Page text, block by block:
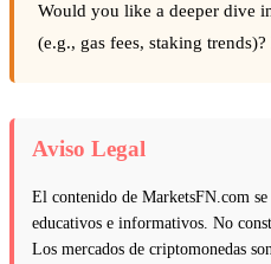
Would you like a deeper dive
(e.g., gas fees, staking
Aviso Legal
El contenido de MarketsFN.com
educativos e informativos. No
Los mercados de criptomonedas